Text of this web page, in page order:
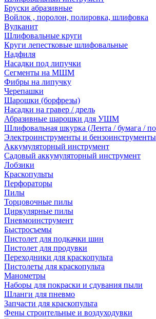
Бруски абразивные
Войлок , поролон, полировка, шлифовка
Вулканит
Шлифовальные круги
Круги лепестковые шлифовальные
Надфиля
Насадки под липучки
Сегменты на МШМ
Фибры на липучку
Черепашки
Шарошки (борфрезы)
Насадки на гравер / дрель
Абразивные шарошки для УШМ
Шлифовальная шкурка (Лента / бумага /
Электроинструменты и бензоинструменты
Аккумуляторный инструмент
Садовый аккумуляторный инструмент
Лобзики
Краскопульты
Перфораторы
Пилы
Торцовочные пилы
Циркулярные пилы
Пневмоинструмент
Быстросъемы
Пистолет для подкачки шин
Пистолет для продувки
Переходники для краскопульта
Пистолеты для краскопульта
Манометры
Наборы для покраски и сдувания пыли
Шланги для пневмо
Запчасти для краскопульта
Фены строительные и воздуходувки